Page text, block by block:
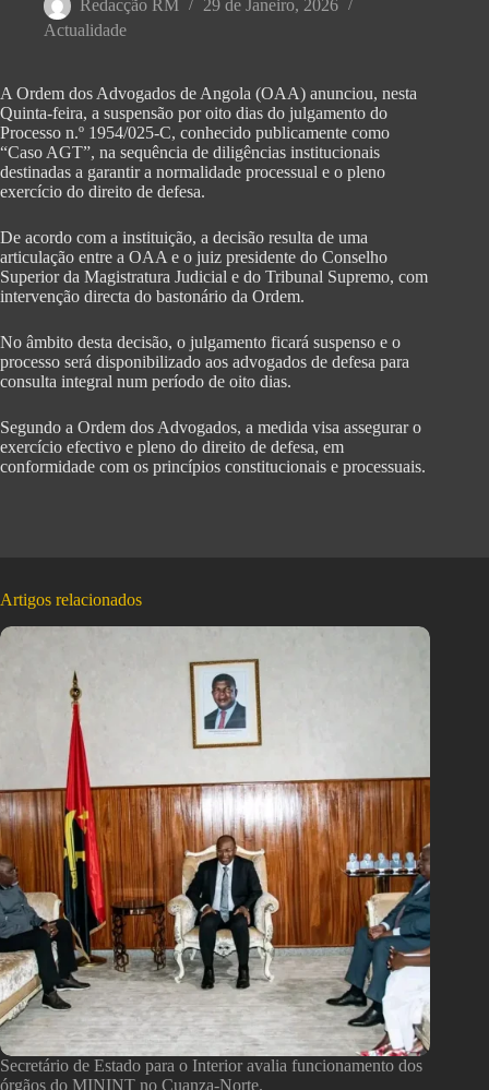
Redacção RM
29 de Janeiro, 2026
Actualidade
A Ordem dos Advogados de Angola (OAA) anunciou, nesta
Quinta-feira, a suspensão por oito dias do julgamento do
Processo n.º 1954/025-C, conhecido publicamente como
“Caso AGT”, na sequência de diligências institucionais
destinadas a garantir a normalidade processual e o pleno
exercício do direito de defesa.
De acordo com a instituição, a decisão resulta de uma
articulação entre a OAA e o juiz presidente do Conselho
Superior da Magistratura Judicial e do Tribunal Supremo, com
intervenção directa do bastonário da Ordem.
No âmbito desta decisão, o julgamento ficará suspenso e o
processo será disponibilizado aos advogados de defesa para
consulta integral num período de oito dias.
Segundo a Ordem dos Advogados, a medida visa assegurar o
exercício efectivo e pleno do direito de defesa, em
conformidade com os princípios constitucionais e processuais.
Artigos relacionados
Secretário de Estado para o Interior avalia funcionamento dos
órgãos do MININT no Cuanza-Norte.